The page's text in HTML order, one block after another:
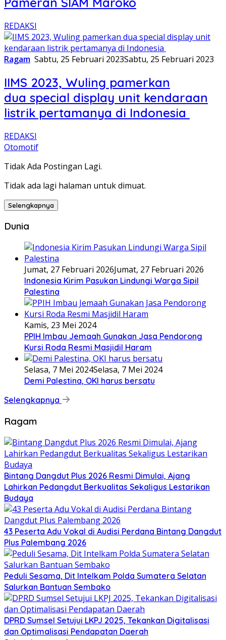
REDAKSI
Ragam Sabtu, 25 Februari 2023Sabtu, 25 Februari 2023
IIMS 2023, Wuling pamerkan
dua special display unit kendaraan
listrik pertamanya di Indonesia
REDAKSI
Otomotif
Tidak Ada Postingan Lagi.
Tidak ada lagi halaman untuk dimuat.
Selengkapnya
Dunia
Jumat, 27 Februari 2026Jumat, 27 Februari 2026
Indonesia Kirim Pasukan Lindungi Warga Sipil
Palestina
Kamis, 23 Mei 2024
PPIH Imbau Jemaah Gunakan Jasa Pendorong
Kursi Roda Resmi Masjidil Haram
Selasa, 7 Mei 2024Selasa, 7 Mei 2024
Demi Palestina, OKI harus bersatu
Selengkapnya
Ragam
Bintang Dangdut Plus 2026 Resmi Dimulai, Ajang
Lahirkan Pedangdut Berkualitas Sekaligus Lestarikan
Budaya
43 Peserta Adu Vokal di Audisi Perdana Bintang Dangdut
Plus Palembang 2026
Peduli Sesama, Dit Intelkam Polda Sumatera Selatan
Salurkan Bantuan Sembako
DPRD Sumsel Setujui LKPJ 2025, Tekankan Digitalisasi
dan Optimalisasi Pendapatan Daerah